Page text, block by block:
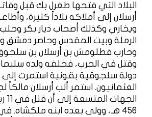
البلاد التي فتحها طغرل بك قبل
أرسلان إلى أملاكه بلاداً كثيرة،
ويخاري وكذلك أصحاب ديار بكر
الرملة وبيت المقدس وحاصر دمشق
وحارب قطلومش بن أرسلان بن
وقتل في الحرب، فخلفه ولده
دولة سلجوقية بقونية استمرت إلى
العثمانيون. استمر ألب أرسلان